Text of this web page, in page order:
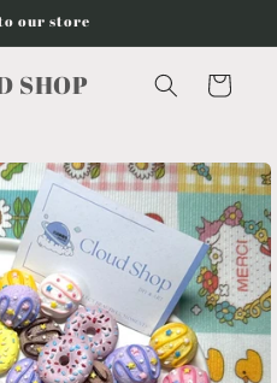
our store
SHOP Carrello